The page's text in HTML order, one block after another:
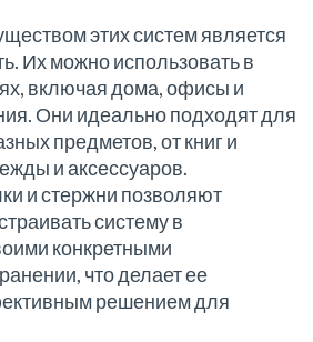
этих систем является
Их можно использовать в
включая дома, офисы и
Они идеально подходят для
предметов, от книг и
и аксессуаров.
и стержни позволяют
систему в
конкретными
что делает ее
решением для